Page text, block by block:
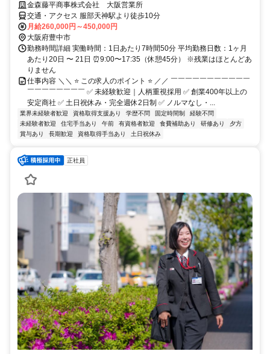
金森藤平商事株式会社 大阪営業所
交通・アクセス 服部天神駅より徒歩10分
月給260,000円～450,000円
大阪府豊中市
勤務時間詳細 実働時間：1日あたり7時間50分 平均勤務日数：1ヶ月
あたり20日 〜 21日 ⏰9:00〜17:35（休憩45分） ※残業はほとんどあ
りません
仕事内容 ＼＼ ⭐ この求人のポイント ⭐ ／／ ￣￣￣￣￣￣￣￣￣￣￣
￣￣￣￣￣￣￣￣ ✅ 未経験歓迎｜人柄重視採用 ✅ 創業400年以上の
安定商社 ✅ 土日祝休み・完全週休2日制 ✅ ノルマなし・...
業界未経験者歓迎 資格取得支援あり 学歴不問 固定時間制
経験不問
未経験者歓迎
住宅手当あり 午前 有資格者歓迎 食費補助あり 研修あり
夕方
賞与あり
長期歓迎 資格取得手当あり 土日祝休み
正社員